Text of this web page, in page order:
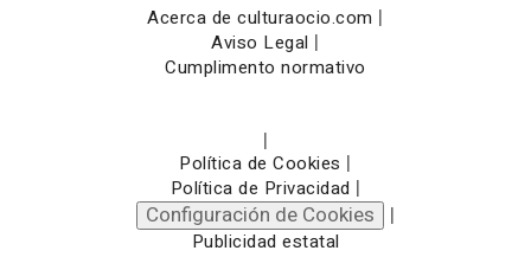
Acerca de culturaocio.com |
Aviso Legal |
Cumplimento normativo
|
Política de Cookies |
Política de Privacidad |
Configuración de Cookies |
Publicidad estatal